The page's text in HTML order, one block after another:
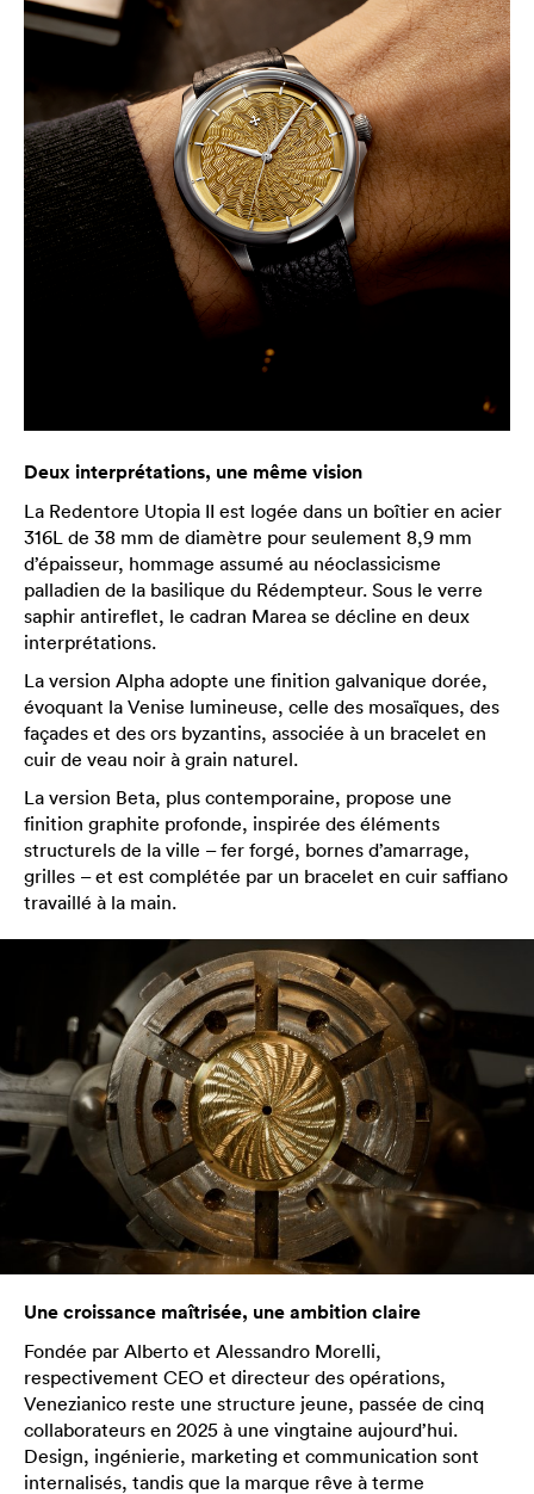
Deux interprétations, une même vision
La Redentore Utopia II est logée dans un boîtier en acier
316L de 38 mm de diamètre pour seulement 8,9 mm
d’épaisseur, hommage assumé au néoclassicisme
palladien de la basilique du Rédempteur. Sous le verre
saphir antireflet, le cadran Marea se décline en deux
interprétations.
La version Alpha adopte une finition galvanique dorée,
évoquant la Venise lumineuse, celle des mosaïques, des
façades et des ors byzantins, associée à un bracelet en
cuir de veau noir à grain naturel.
La version Beta, plus contemporaine, propose une
finition graphite profonde, inspirée des éléments
structurels de la ville – fer forgé, bornes d’amarrage,
grilles – et est complétée par un bracelet en cuir saffiano
travaillé à la main.
Une croissance maîtrisée, une ambition claire
Fondée par Alberto et Alessandro Morelli,
respectivement CEO et directeur des opérations,
Venezianico reste une structure jeune, passée de cinq
collaborateurs en 2025 à une vingtaine aujourd’hui.
Design, ingénierie, marketing et communication sont
internalisés, tandis que la marque rêve à terme